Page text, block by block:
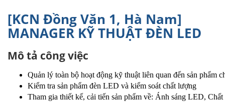
[KCN Đồng Văn 1, Hà Nam]
MANAGER KỸ THUẬT ĐÈN LED
Mô tả công việc
Quản lý toàn bộ hoạt động kỹ thuật liên quan đến sản phẩm
Kiểm tra sản phẩm đèn LED và kiểm soát chất lượng
Tham gia thiết kế, cải tiến sản phẩm về: Ánh sáng LED,